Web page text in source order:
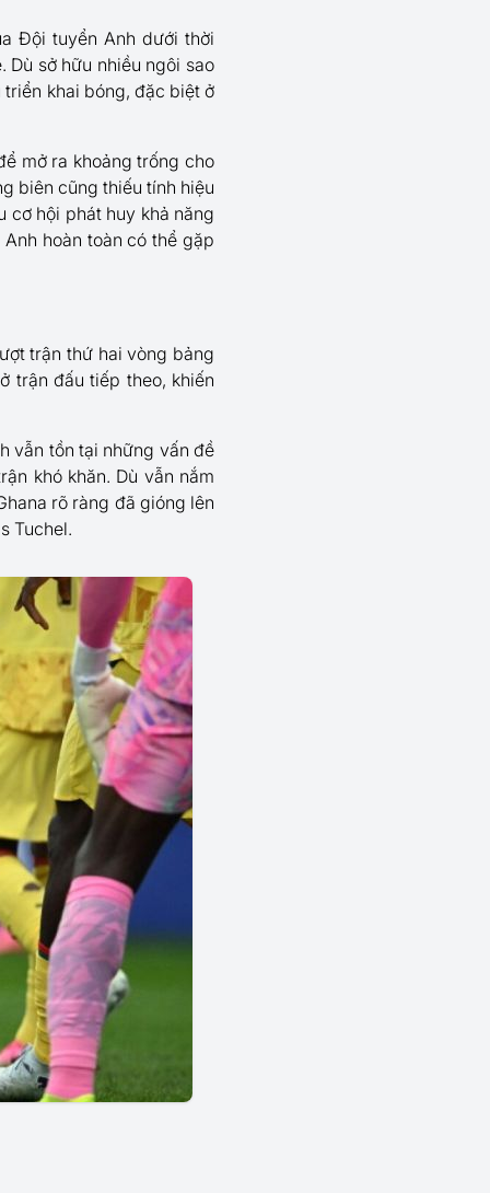
Đội tuyển Anh dưới thời
sở hữu nhiều ngôi sao
khai bóng, đặc biệt ở
mở ra khoảng trống cho
biên cũng thiếu tính hiệu
cơ hội phát huy khả năng
hoàn toàn có thể gặp
trận thứ hai vòng bảng
trận đấu tiếp theo, khiến
vẫn tồn tại những vấn đề
khó khăn. Dù vẫn nắm
rõ ràng đã gióng lên
Tuchel.